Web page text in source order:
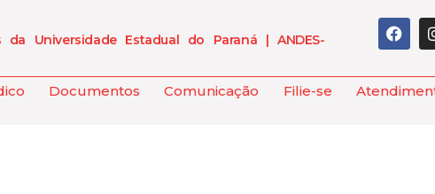
Universidade Estadual do Paraná | ANDES-
Documentos Comunicação Filie-se